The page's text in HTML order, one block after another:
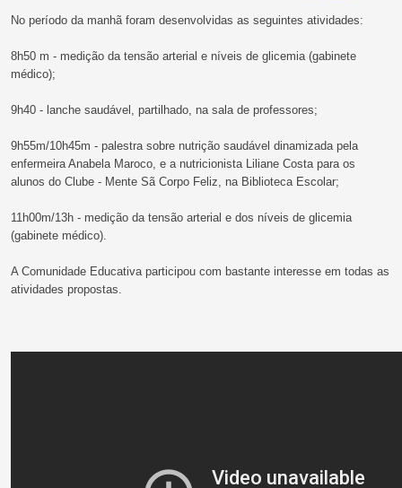
No período da manhã foram desenvolvidas as seguintes atividades:
8h50 m - medição da tensão arterial e níveis de glicemia (gabinete
médico);
9h40 - lanche saudável, partilhado, na sala de professores;
9h55m/10h45m - palestra sobre nutrição saudável dinamizada pela
enfermeira Anabela Maroco, e a nutricionista Liliane Costa para os
alunos do Clube - Mente Sã Corpo Feliz, na Biblioteca Escolar;
11h00m/13h - medição da tensão arterial e dos níveis de glicemia
(gabinete médico).
A Comunidade Educativa participou com bastante interesse em todas as
atividades propostas.